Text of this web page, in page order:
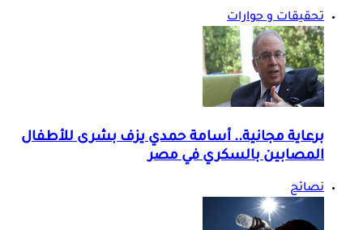
تحقيقات و حوارات
برعاية مجانية.. أسامة حمدي يزف بشرى للأطفال
المصابين بالسكري في مصر
نصائح